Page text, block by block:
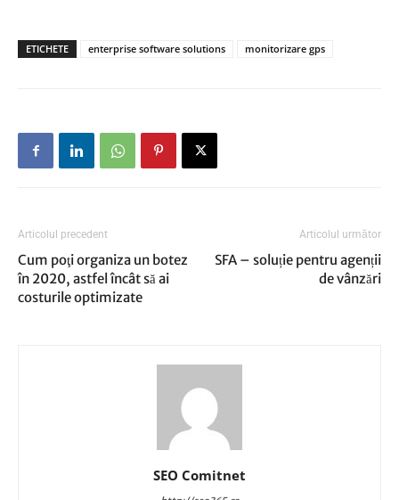
ETICHETE enterprise software solutions monitorizare gps
Articolul precedent
Cum poţi organiza un botez
în 2020, astfel încât să ai
costurile optimizate
Articolul următor
SFA – soluție pentru agenții
de vânzări
SEO Comitnet